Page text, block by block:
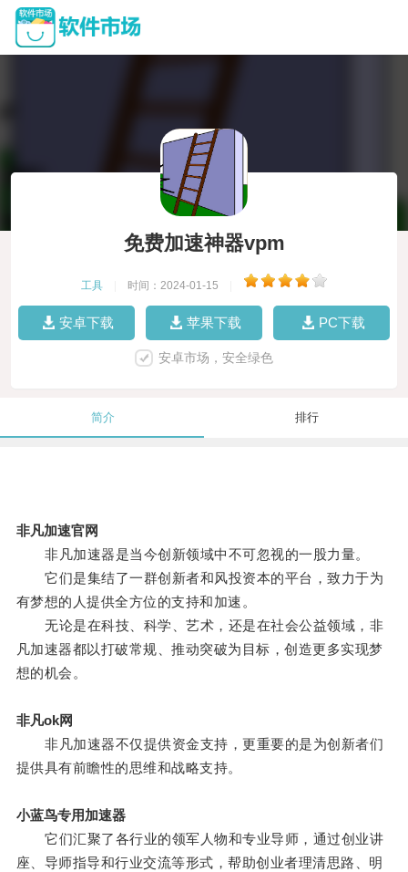
免费加速神器vpm
工具 时间：2024-01-15
安卓下载 苹果下载 PC下载
安卓市场，安全绿色
简介 排行
非凡加速官网
非凡加速器是当今创新领域中不可忽视的一股力量。
它们是集结了一群创新者和风投资本的平台，致力于为
有梦想的人提供全方位的支持和加速。
无论是在科技、科学、艺术，还是在社会公益领域，非
凡加速器都以打破常规、推动突破为目标，创造更多实现梦
想的机会。
非凡ok网
非凡加速器不仅提供资金支持，更重要的是为创新者们
提供具有前瞻性的思维和战略支持。
小蓝鸟专用加速器
它们汇聚了各行业的领军人物和专业导师，通过创业讲
座、导师指导和行业交流等形式，帮助创业者理清思路、明